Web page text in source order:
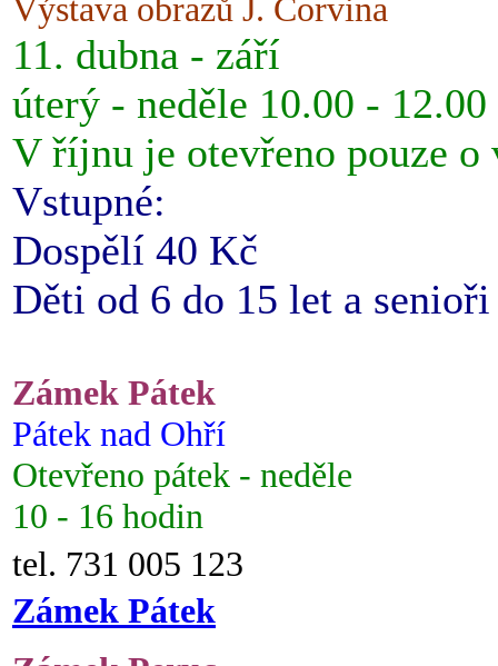
Výstava obrazů J. Corvina
11. dubna - září
úterý - neděle 10.00 -
V říjnu je otevřeno pouze o
Vstupné:
Dospělí 40 Kč
Děti od 6 do 15 let a
Zámek Pátek
Pátek nad Ohří
Otevřeno pátek - neděle
10 - 16 hodin
tel. 731 005 123
Zámek Pátek